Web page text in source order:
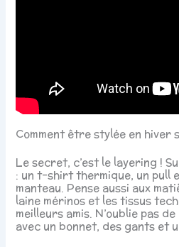
Comment être stylée en hiver
Le secret, c’est le layering !
: un t-shirt thermique, un pull
manteau. Pense aussi aux
laine mérinos et les tissus
meilleurs amis. N’oublie pas
avec un bonnet, des gants et